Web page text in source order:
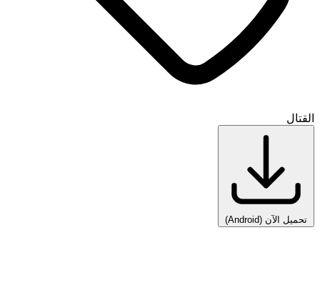
القتال
تحميل الآن (Android)